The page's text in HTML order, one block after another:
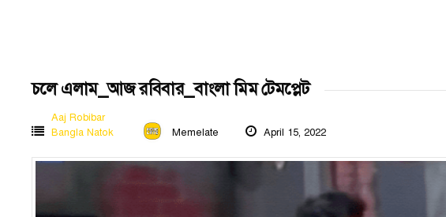
চলে এলাম_আজ রবিবার_বাংলা মিম টেমপ্লেট
Aaj Robibar
Bangla Natok
Memelate April 15, 2022